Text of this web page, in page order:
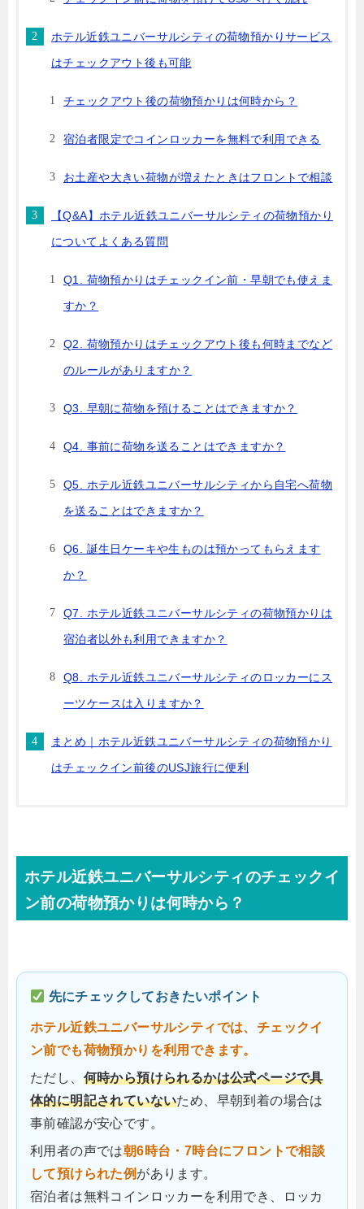
ホテル近鉄ユニバーサルシティの荷物預かりサービス
はチェックアウト後も可能
チェックアウト後の荷物預かりは何時から？
宿泊者限定でコインロッカーを無料で利用できる
お土産や大きい荷物が増えたときはフロントで相談
【Q&A】ホテル近鉄ユニバーサルシティの荷物預かり
についてよくある質問
Q1. 荷物預かりはチェックイン前・早朝でも使えま
すか？
Q2. 荷物預かりはチェックアウト後も何時までなど
のルールがありますか？
Q3. 早朝に荷物を預けることはできますか？
Q4. 事前に荷物を送ることはできますか？
Q5. ホテル近鉄ユニバーサルシティから自宅へ荷物
を送ることはできますか？
Q6. 誕生日ケーキや生ものは預かってもらえます
か？
Q7. ホテル近鉄ユニバーサルシティの荷物預かりは
宿泊者以外も利用できますか？
Q8. ホテル近鉄ユニバーサルシティのロッカーにス
ーツケースは入りますか？
まとめ｜ホテル近鉄ユニバーサルシティの荷物預かり
はチェックイン前後のUSJ旅行に便利
ホテル近鉄ユニバーサルシティのチェックイ
ン前の荷物預かりは何時から？
先にチェックしておきたいポイント
ホテル近鉄ユニバーサルシティでは、チェックイ
ン前でも荷物預かりを利用できます。
ただし、 何時から預けられるかは公式ページで具
体的に明記されていないため、早朝到着の場合は
事前確認が安心です。
利用者の声では朝6時台・7時台にフロントで相談
して預けられた例 があります。
宿泊者は無料コインロッカーを利用でき、ロッカ